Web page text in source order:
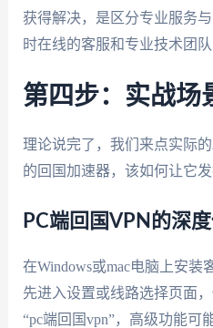
获得解决，是区分专业服务
时在线的客服和专业技术团队
第四步：实战场
理论说完了，我们来点实际
的回国加速器，该如何让它发
PC端回国VPN的深度
在Windows或mac电脑上安装
先进入设置或线路选择页面
“pc端回国vpn”，高级功能可